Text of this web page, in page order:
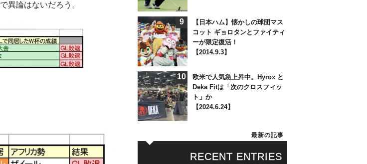
で異論はないだろう。
9
【日本ハム】懐かしの球団マス
コット ギョロタンとファイティ
ーが限定復活！
【2014.9.3】
10
欧米で人気急上昇中。Hyrox と
Deka Fitは「次のクロスフィッ
ト」か
【2024.6.24】
RECENT ENTRIES
最新の記事